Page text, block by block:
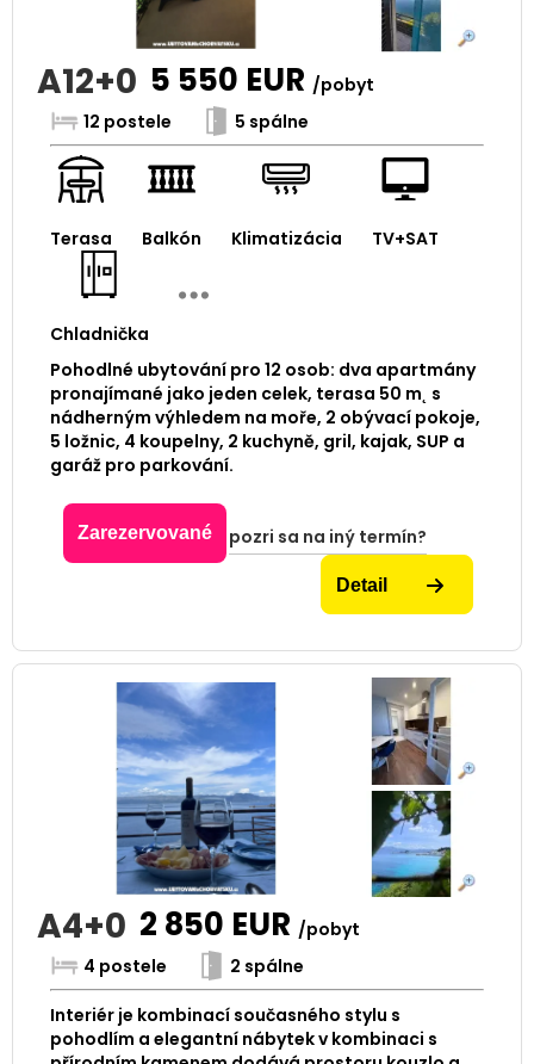
A12+0 5 550 EUR /pobyt
12 postele
5 spálne
Terasa Balkón Klimatizácia TV+SAT
Chladnička
Pohodlné ubytování pro 12 osob: dva apartmány
pronajímané jako jeden celek, terasa 50 m˛ s
nádherným výhledem na moře, 2 obývací pokoje,
5 ložnic, 4 koupelny, 2 kuchyně, gril, kajak, SUP a
garáž pro parkování.
Zarezervované pozri sa na iný termín?
Detail
A4+0 2 850 EUR /pobyt
4 postele
2 spálne
Interiér je kombinací současného stylu s
pohodlím a elegantní nábytek v kombinaci s